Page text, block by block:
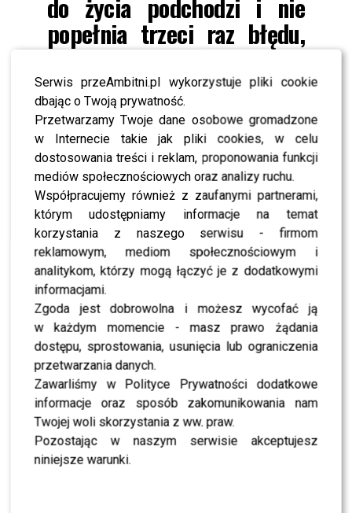
Serwis przeAmbitni.pl wykorzystuje pliki cookie
dbając o Twoją prywatność.
Przetwarzamy Twoje dane osobowe gromadzone
w Internecie takie jak pliki cookies, w celu
dostosowania treści i reklam, proponowania funkcji
mediów społecznościowych oraz analizy ruchu.
Współpracujemy również z zaufanymi partnerami,
którym udostępniamy informacje na temat
korzystania z naszego serwisu - firmom
reklamowym, mediom społecznościowym i
analitykom, którzy mogą łączyć je z dodatkowymi
informacjami.
Zgoda jest dobrowolna i możesz wycofać ją
w każdym momencie - masz prawo żądania
dostępu, sprostowania, usunięcia lub ograniczenia
przetwarzania danych.
Zawarliśmy w Polityce Prywatności dodatkowe
informacje oraz sposób zakomunikowania nam
Twojej woli skorzystania z ww. praw.
Pozostając w naszym serwisie akceptujesz
niniejsze warunki.
do życia podchodzi i nie
popełnia trzeci raz błędu,
który za drugim razem
okazał się kolejnym
fiaskiem. Mądry jest ten co
nie fika i ignorancją się
brzydzi. Mądry jest ten co
chucha na zimne zdrowym
oddechem. Mądrości Wam
życzę i przezorności.
Jesteśmy w kontakcie,
który teraz jest w cenie już
nie tylko z potrzeb
społeczno ludzkich…
Fani aktora oburzyli się jak zobaczyli to zdjęcie. Według
nichKrawczykpołowę wyrzuci, a inni będą głodować.
Większość komentarzy jest negatywnych, wręcz
bezlitosnych: